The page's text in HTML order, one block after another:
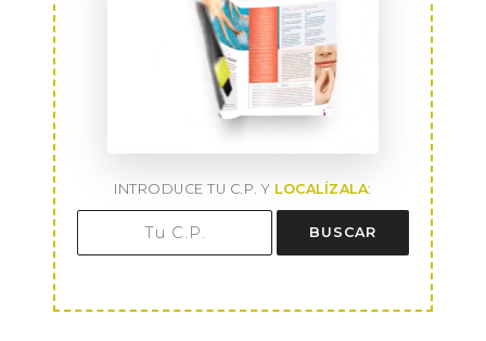
INTRODUCE TU C.P. Y LOCALÍZALA:
BUSCAR